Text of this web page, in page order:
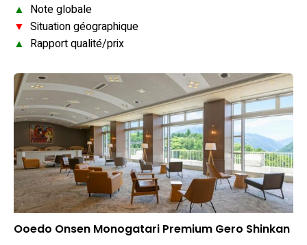
▲ Note globale
▼ Situation géographique
▲ Rapport qualité/prix
Ooedo Onsen Monogatari Premium Gero Shinkan